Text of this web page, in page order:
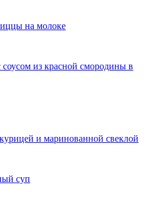
на молоке
из красной смородины в
и маринованной свеклой
суп